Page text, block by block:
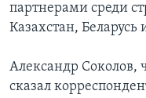
партнерами среди
Казахстан, Беларусь
Александр Соколов,
сказал